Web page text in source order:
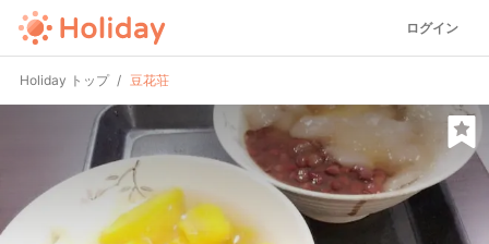
ログイン
Holiday トップ 豆花荘